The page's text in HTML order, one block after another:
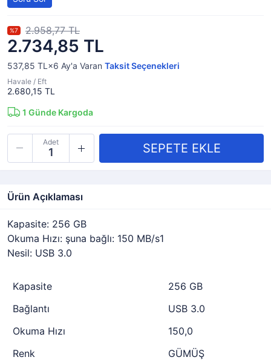
2.734,85 TL
%7 2.958,77 TL
537,85 TL×6 Ay'a Varan Taksit Seçenekleri
Havale / Eft
2.680,15 TL
1 Günde Kargoda
Adet
Ürün Açıklaması
Kapasite: 256 GB
Okuma Hızı: şuna bağlı: 150 MB/s1
Nesil: USB 3.0
Kapasite
256 GB
Bağlantı
USB 3.0
Okuma Hızı
150,0
Renk
GÜMÜŞ